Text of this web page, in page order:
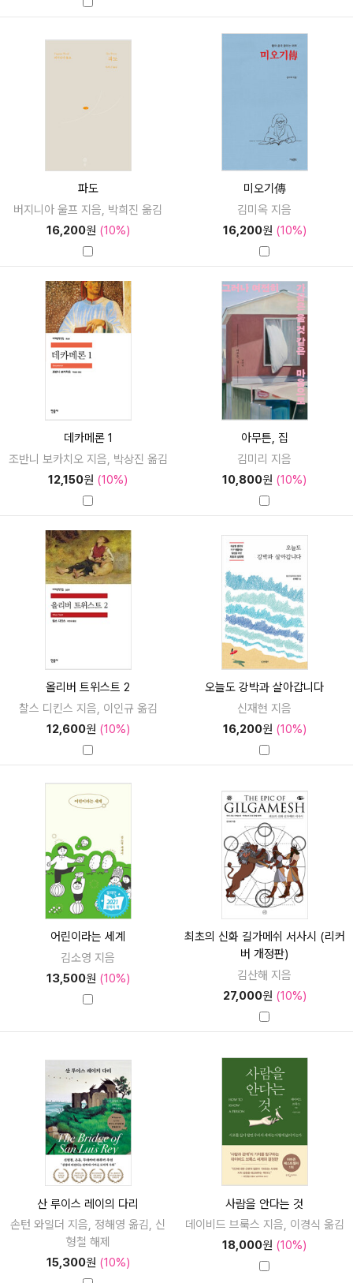
파도
버지니아 울프 지음, 박희진 옮김
16,200원 (10%)
미오기傳
김미옥 지음
16,200원 (10%)
데카메론 1
조반니 보카치오 지음, 박상진 옮김
12,150원 (10%)
아무튼, 집
김미리 지음
10,800원 (10%)
올리버 트위스트 2
찰스 디킨스 지음, 이인규 옮김
12,600원 (10%)
오늘도 강박과 살아갑니다
신재현 지음
16,200원 (10%)
어린이라는 세계
김소영 지음
13,500원 (10%)
최초의 신화 길가메쉬 서사시 (리커
버 개정판)
김산해 지음
27,000원 (10%)
산 루이스 레이의 다리
손턴 와일더 지음, 정해영 옮김, 신
형철 해제
15,300원 (10%)
사람을 안다는 것
데이비드 브룩스 지음, 이경식 옮김
18,000원 (10%)